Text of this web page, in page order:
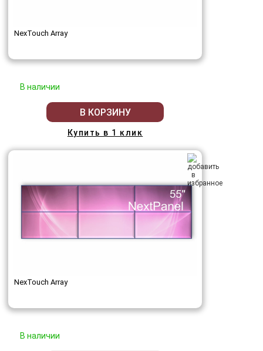
NexTouch Array
В наличии
В КОРЗИНУ
Купить в 1 клик
NexTouch Array
В наличии